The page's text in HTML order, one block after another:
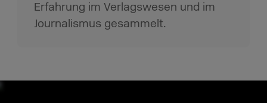
Erfahrung im Verlagswesen und im
Journalismus gesammelt.